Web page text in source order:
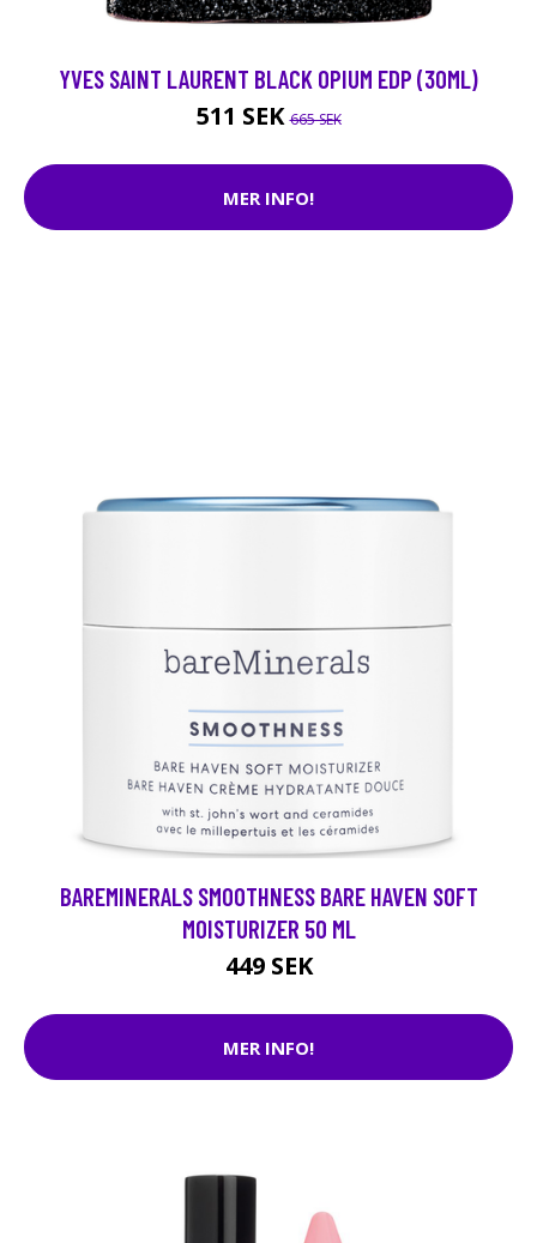
YVES SAINT LAURENT BLACK OPIUM EDP (30ML)
511 SEK665 SEK
MER INFO!
BAREMINERALS SMOOTHNESS BARE HAVEN SOFT
MOISTURIZER 50 ML
449 SEK
MER INFO!